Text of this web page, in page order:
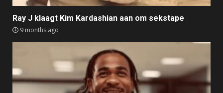
Ray J klaagt Kim Kardashian aan om sekstape
9 months ago